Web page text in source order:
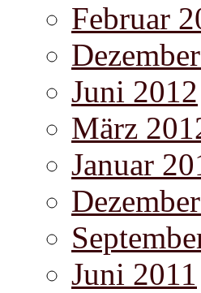
Februar
Juni 2012
März
Januar
Juni 2011